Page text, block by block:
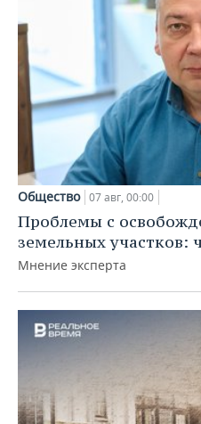
Общество 07 авг, 00:00
Проблемы с
земельных участков:
Мнение эксперта